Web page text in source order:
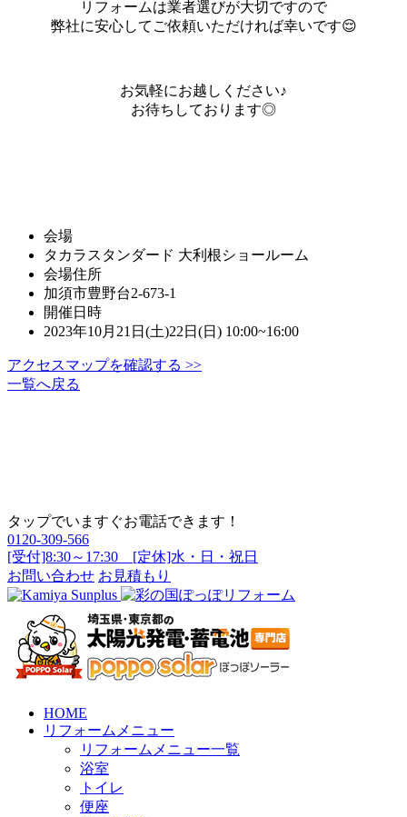
リフォームは業者選びが大切ですので
弊社に安心してご依頼いただければ幸いです😌
お気軽にお越しください♪
お待ちしております◎
会場
タカラスタンダード 大利根ショールーム
会場住所
加須市豊野台2-673-1
開催日時
2023年10月21日(土)22日(日) 10:00~16:00
アクセスマップを確認する >>
一覧へ戻る
タップでいますぐお電話できます！
0120-309-566
[受付]8:30～17:30 [定休]水・日・祝日
お問い合わせ お見積もり
HOME
リフォームメニュー
リフォームメニュー一覧
浴室
トイレ
便座